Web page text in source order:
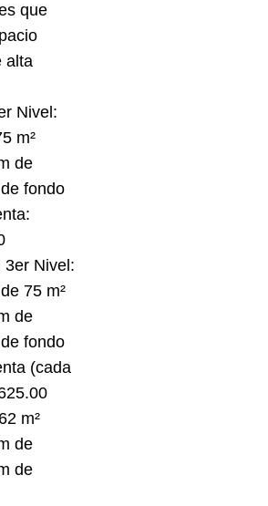
que
alta
Nivel:
m²
de
fondo
3er Nivel:
75 m²
de
fondo
(cada
m²
de
de